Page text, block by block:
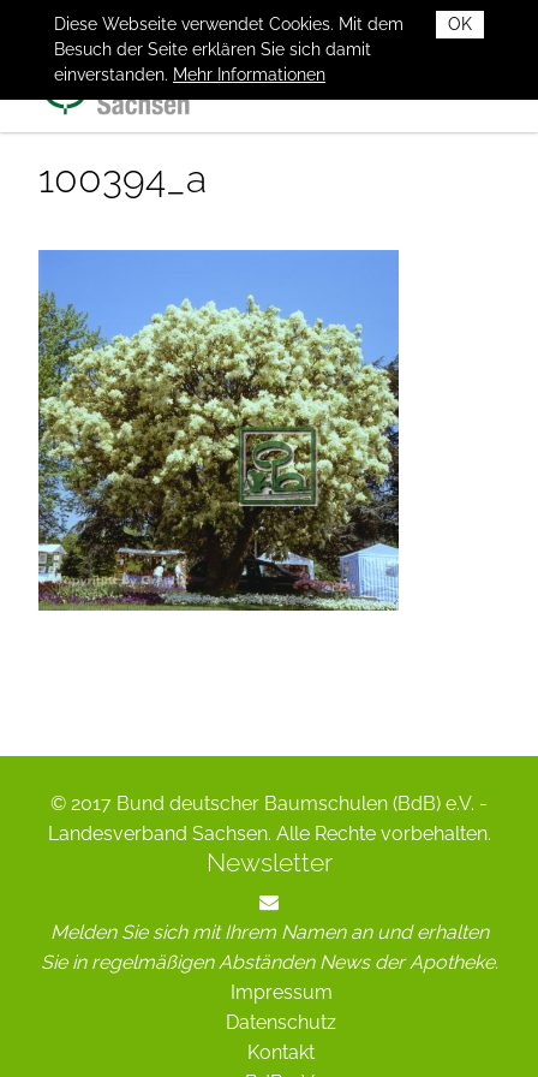
OK
Diese Webseite verwendet Cookies. Mit dem
Besuch der Seite erklären Sie sich damit
einverstanden. Mehr Informationen
100394_a
© 2017 Bund deutscher Baumschulen (BdB) e.V. -
Landesverband Sachsen. Alle Rechte vorbehalten.
Newsletter
Melden Sie sich mit Ihrem Namen an und erhalten
Sie in regelmäßigen Abständen News der Apotheke.
Impressum
Datenschutz
Kontakt